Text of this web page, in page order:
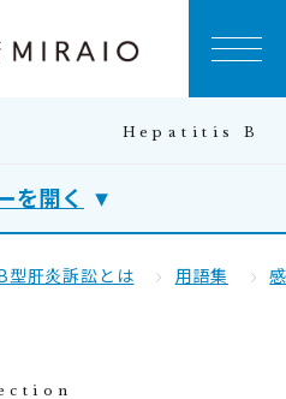
を開く
型肝炎訴訟とは 用語集